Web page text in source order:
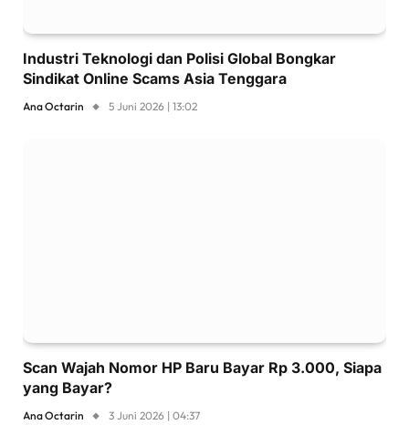
Industri Teknologi dan Polisi Global Bongkar
Sindikat Online Scams Asia Tenggara
Ana Octarin 5 Juni 2026 | 13:02
Scan Wajah Nomor HP Baru Bayar Rp 3.000, Siapa
yang Bayar?
Ana Octarin 3 Juni 2026 | 04:37